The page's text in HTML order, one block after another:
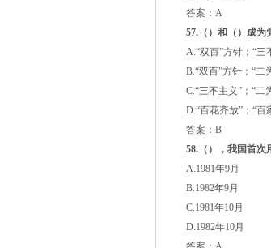
答案：A
57. （） 和 （） 成为
A.“双百”方针；“三
B.“双百”方针；“二
C.“三不主义”；“二
D.“百花齐放”；“百
答案：B
58. （） ，我国首
A.1981年9月
B.1982年9月
C.1981年10月
D.1982年10月